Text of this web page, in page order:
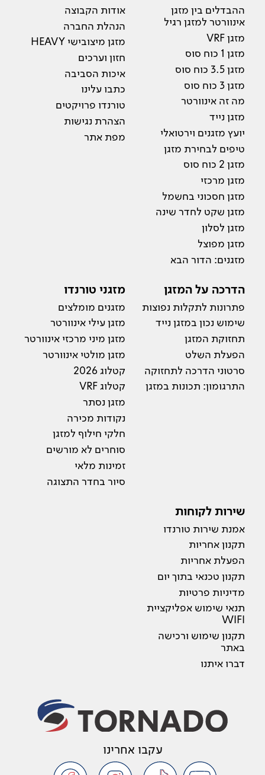
ההבדלים בין מזגן
אינוורטר למזגן רגיל
מזגן VRF
מזגן 1 כוח סוס
מזגן 3.5 כוח סוס
מזגן 3 כוח סוס
מה זה אינוורטר
מזגן נייד
יועץ מזגנים וירטואלי
טיפים לבחירת מזגן
מזגן 2 כוח סוס
מזגן מרכזי
מזגן חסכוני בחשמל
מזגן שקט לחדר שינה
מזגן לסלון
מזגן מפוצל
מזגנים: הדור הבא
אודות הקבוצה
הנהלת החברה
מזגן מיצובישי HEAVY
חזון וערכים
איכות הסביבה
כתבו עלינו
טורנדו פרויקטים
הצהרת נגישות
מפת אתר
הדרכה על המזגן
פתרונות לתקלות נפוצות
שימוש נכון במזגן נייד
תחזוקת המזגן
הפעלת השלט
סרטוני הדרכה לתחזוקה
התרגומון: תכונות במזגן
מזגני טורנדו
מזגנים מומלצים
מזגן עילי אינוורטר
מזגן מיני מרכזי אינוורטר
מזגן מולטי אינוורטר
קטלוג 2026
קטלוג VRF
מזגן נסתר
נקודות מכירה
חלקי חילוף למזגן
סוחרים לא מורשים
זמינות מלאי
סיור בחדר התצוגה
שירות לקוחות
אמנת שירות טורנדו
תקנון אחריות
הפעלת אחריות
תקנון טכנאי בתוך יום
מדיניות פרטיות
תנאי שימוש אפליקציית
WIFI
תקנון שימוש ורכישה
באתר
דברו איתנו
עקבו אחרינו